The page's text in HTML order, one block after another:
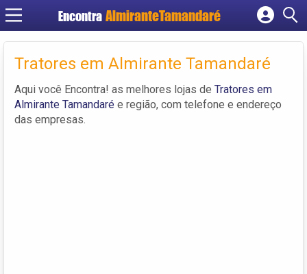
Encontra
Cadastrar empresa
Criar conta
Tratores em Almirante Tamandaré
Aqui você Encontra! as melhores lojas de Tratores em
Almirante Tamandaré e região, com telefone e endereço
das empresas.